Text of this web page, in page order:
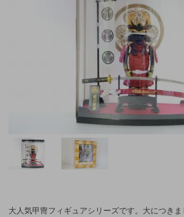
大人気甲冑フィギュアシリーズです。大につき